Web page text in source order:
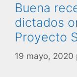
Buena
dictados
Proyecto
19 mayo, 2020